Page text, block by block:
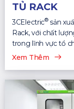
TỦ RACK
3CElectric®sản
Rack, với chất
trong lĩnh vực tổ
Xem Thêm